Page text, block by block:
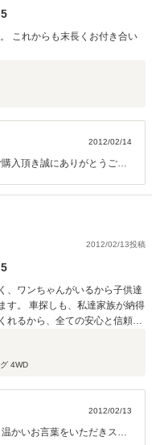
5
2012/02/14
入頂き誠にありがとうござ
きスタッフ一同大変嬉しく
や、次回お車をお買い求め
2012/02/13投稿
5
、ワンちゃんがいるから子供達
す。 車探しも、私達家族が納得
れるから、全ての安心と信頼が
4WD
2012/02/13
かいお言葉をいただきスタ